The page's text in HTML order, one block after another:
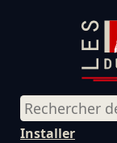
Installer